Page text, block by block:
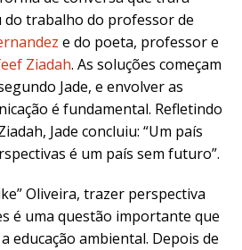
do trabalho do professor de
e do poeta, professor e
Ziadah. As soluções começam
Jade, e envolver as
é fundamental. Refletindo
Jade concluiu: “Um país
é um país sem futuro”.
Oliveira, trazer perspectiva
é uma questão importante que
educação ambiental. Depois de